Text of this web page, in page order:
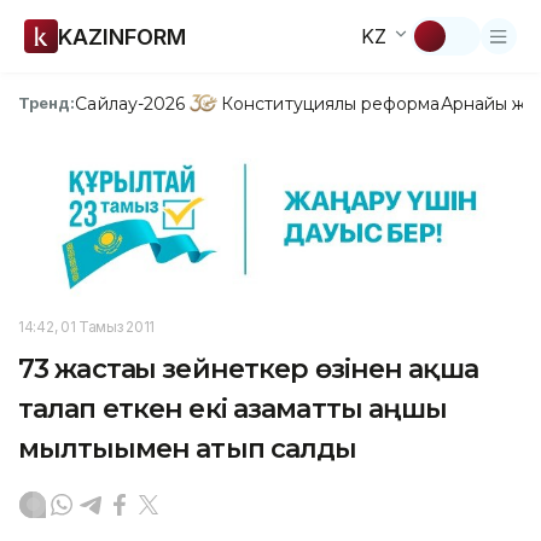
KAZINFORM KZ
Тренд:Сайлау-2026 Конституциялық реформаАрнайы
14:42, 01 Тамыз 2011
73 жастағы зейнеткер өзінен ақша
талап еткен екі азаматты аңшы
мылтығымен атып салды